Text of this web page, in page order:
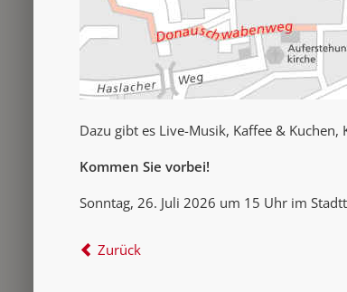
Dazu gibt es Live-Musik, Kaffee &
Kommen Sie vorbei!
Sonntag, 26. Juli 2026 um 15 Uhr im
Zurück